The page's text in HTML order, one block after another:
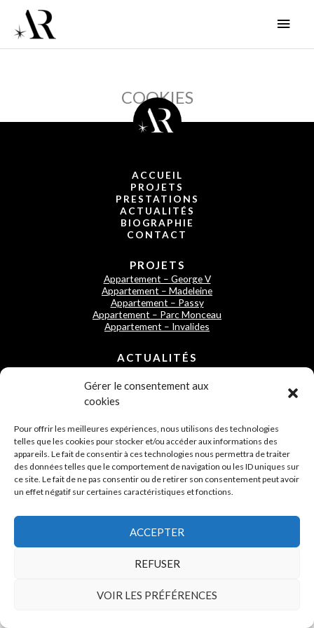
Gérer le consentement aux
cookies
Pour offrir les meilleures expériences, nous utilisons des technologies
telles que les cookies pour stocker et/ou accéder aux informations des
appareils. Le fait de consentir à ces technologies nous permettra de traiter
des données telles que le comportement de navigation ou les ID uniques sur
ce site. Le fait de ne pas consentir ou de retirer son consentement peut avoir
un effet négatif sur certaines caractéristiques et fonctions.
ACCEPTER
REFUSER
VOIR LES PRÉFÉRENCES
contenu
COOKIES
ACCUEIL
PROJETS
PRESTATIONS
ACTUALITÉS
BIOGRAPHIE
CONTACT
PROJETS
Appartement – George V
Appartement – Madeleine
Appartement – Passy
Appartement – Parc Monceau
Appartement – Invalides
ACTUALITÉS
Déménager sans pour autant déménager
Créer une identité et une harmonie au rez de chaussée d’une
Créer une vraie pièce de vie chaleureuse au sein d’une maison
CONTACT
Aurélia Rostand
Mob. +33 (0)6 08 00 56 85
Cookies|Plan du site